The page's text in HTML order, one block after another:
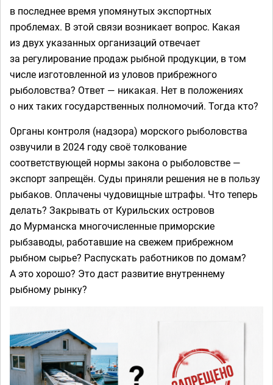
в последнее время упомянутых экспортных
проблемах. В этой связи возникает вопрос. Какая
из двух указанных организаций отвечает
за регулирование продаж рыбной продукции, в том
числе изготовленной из уловов прибрежного
рыболовства? Ответ — никакая. Нет в положениях
о них таких государственных полномочий. Тогда кто?
Органы контроля (надзора) морского рыболовства
озвучили в 2024 году своё толкование
соответствующей нормы закона о рыболовстве —
экспорт запрещён. Суды приняли решения не в пользу
рыбаков. Оплачены чудовищные штрафы. Что теперь
делать? Закрывать от Курильских островов
до Мурманска многочисленные приморские
рыбзаводы, работавшие на свежем прибрежном
рыбном сырье? Распускать работников по домам?
А это хорошо? Это даст развитие внутреннему
рыбному рынку?